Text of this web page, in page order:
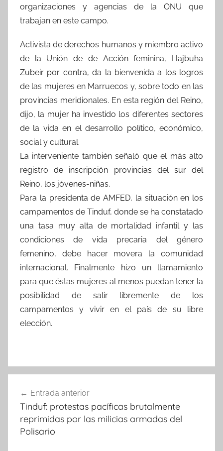
organizaciones y agencias de la ONU que
trabajan en este campo.
Activista de derechos humanos y miembro activo
de la Unión de de Acción feminina, Hajbuha
Zubeir por contra, da la bienvenida a los logros
de las mujeres en Marruecos y, sobre todo en las
provincias meridionales. En esta región del Reino,
dijo, la mujer ha investido los diferentes sectores
de la vida en el desarrollo político, económico,
social y cultural.
La interveniente también señaló que el más alto
registro de inscripción provincias del sur del
Reino, los jóvenes-niñas.
Para la presidenta de AMFED, la situación en los
campamentos de Tinduf, donde se ha constatado
una tasa muy alta de mortalidad infantil y las
condiciones de vida precaria del género
femenino, debe hacer movera la comunidad
internacional. Finalmente hizo un llamamiento
para que éstas mujeres al menos puedan tener la
posibilidad de salir libremente de los
campamentos y vivir en el país de su libre
elección.
de
entradas
Entrada anterior
Tinduf: protestas pacíficas brutalmente
reprimidas por las milicias armadas del
Polisario